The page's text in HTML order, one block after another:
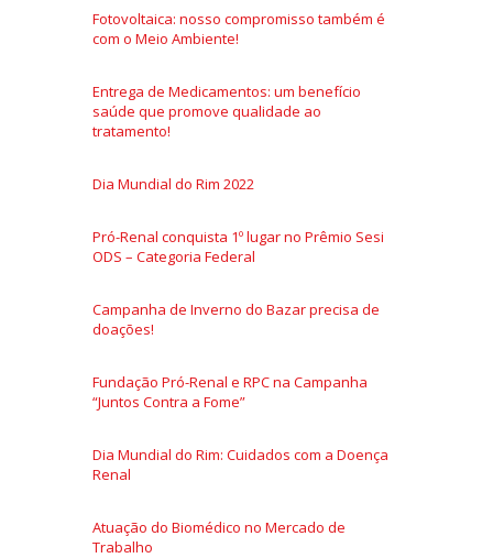
Fotovoltaica: nosso compromisso também é
com o Meio Ambiente!
Entrega de Medicamentos: um benefício
saúde que promove qualidade ao
tratamento!
Dia Mundial do Rim 2022
Pró-Renal conquista 1º lugar no Prêmio Sesi
ODS – Categoria Federal
Campanha de Inverno do Bazar precisa de
doações!
Fundação Pró-Renal e RPC na Campanha
“Juntos Contra a Fome”
Dia Mundial do Rim: Cuidados com a Doença
Renal
Atuação do Biomédico no Mercado de
Trabalho